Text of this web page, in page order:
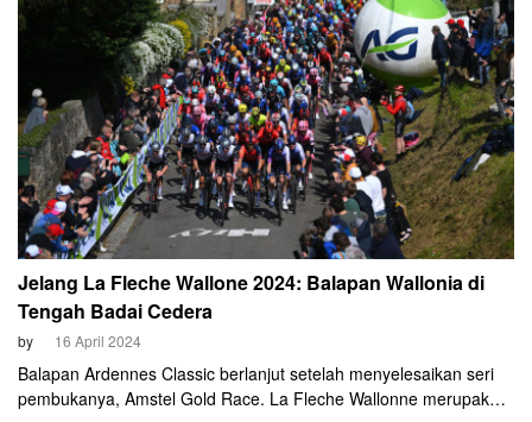
Jelang La Fleche Wallone 2024: Balapan Wallonia di
Tengah Badai Cedera
by 16 April 2024
Balapan Ardennes Classic berlanjut setelah menyelesaikan seri
pembukanya, Amstel Gold Race. La Fleche Wallonne merupakan